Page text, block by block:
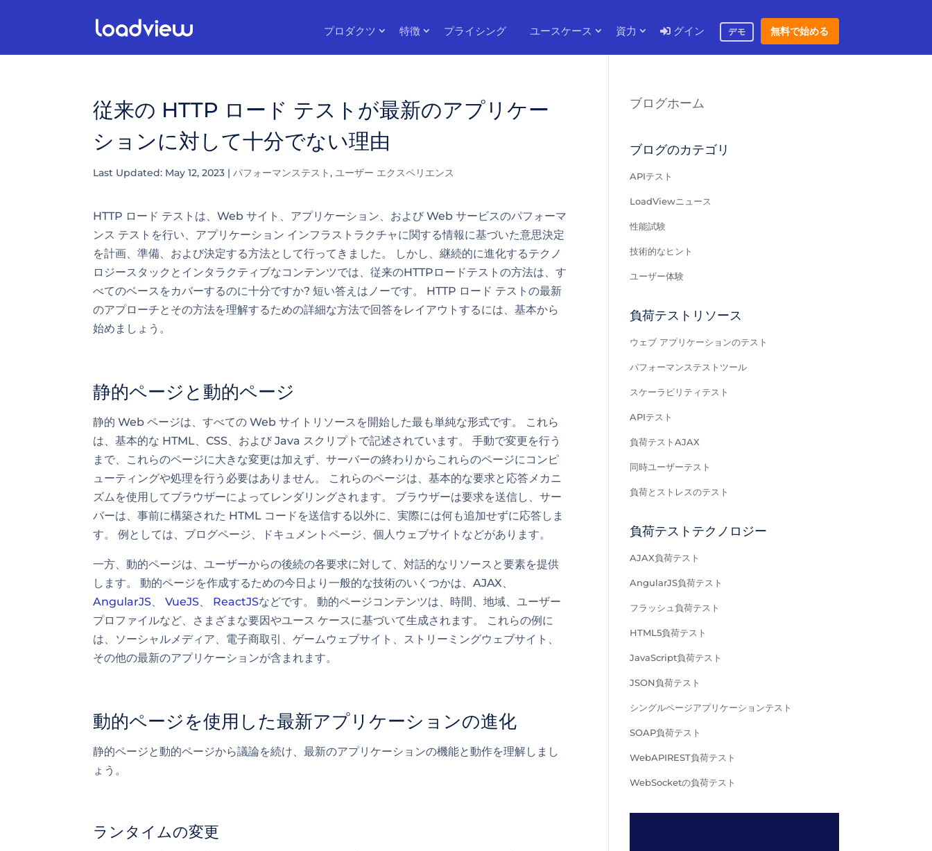
プロダクツ 特徴 プライシング ユースケース 資力 グイン デモ 無料で始める
従来の HTTP ロード テストが最新のアプリケー
ションに対して十分でない理由
Last Updated: May 12, 2023 |パフォーマンステスト,ユーザー エクスペリエンス
HTTP ロード テストは、Web サイト、アプリケーション、および Web サービスのパフォーマ
ンス テストを行い、アプリケーション インフラストラクチャに関する情報に基づいた意思決定
を計画、準備、および決定する方法として行ってきました。 しかし、継続的に進化するテクノ
ロジースタックとインタラクティブなコンテンツでは、従来のHTTPロードテストの方法は、す
べてのベースをカバーするのに十分ですか? 短い答えはノーです。 HTTP ロード テストの最新
のアプローチとその方法を理解するための詳細な方法で回答をレイアウトするには、基本から
始めましょう。
静的ページと動的ページ
静的 Web ページは、すべての Web サイトリソースを開始した最も単純な形式です。 これら
は、基本的な HTML、CSS、および Java スクリプトで記述されています。 手動で変更を行う
まで、これらのページに大きな変更は加えず、サーバーの終わりからこれらのページにコンピ
ューティングや処理を行う必要はありません。 これらのページは、基本的な要求と応答メカニ
ズムを使用してブラウザーによってレンダリングされます。 ブラウザーは要求を送信し、サー
バーは、事前に構築された HTML コードを送信する以外に、実際には何も追加せずに応答しま
す。 例としては、ブログページ、ドキュメントページ、個人ウェブサイトなどがあります。
一方、動的ページは、ユーザーからの後続の各要求に対して、対話的なリソースと要素を提供
します。 動的ページを作成するための今日より一般的な技術のいくつかは、AJAX、
AngularJS 、VueJS ReactJSなどです。 動的ページコンテンツは、時間、地域、ユーザー
プロファイルなど、さまざまな要因やユース ケースに基づいて生成されます。 これらの例に
は、ソーシャルメディア、電子商取引、ゲームウェブサイト、ストリーミングウェブサイト、
その他の最新のアプリケーションが含まれます。
動的ページを使用した最新アプリケーションの進化
静的ページと動的ページから議論を続け、最新のアプリケーションの機能と動作を理解しまし
ょう。
ランタイムの変更
ブログホーム
ブログのカテゴリ
APIテスト
LoadViewニュース
性能試験
技術的なヒント
ユーザー体験
負荷テストリソース
ウェブ アプリケーションのテスト
パフォーマンステストツール
スケーラビリティテスト
APIテスト
負荷テストAJAX
同時ユーザーテスト
負荷とストレスのテスト
負荷テストテクノロジー
AJAX負荷テスト
AngularJS負荷テスト
フラッシュ負荷テスト
HTML5負荷テスト
JavaScript負荷テスト
JSON負荷テスト
シングルページアプリケーションテスト
SOAP負荷テスト
WebAPIREST負荷テスト
WebSocketの負荷テスト